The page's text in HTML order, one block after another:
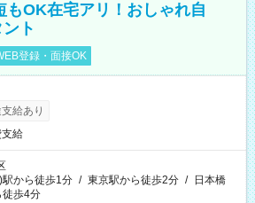
もOK在宅アリ！おしゃれ自
ト
登録・面接OK
給あり
給
から徒歩1分 / 東京駅から徒歩2分 / 日本橋
徒歩4分